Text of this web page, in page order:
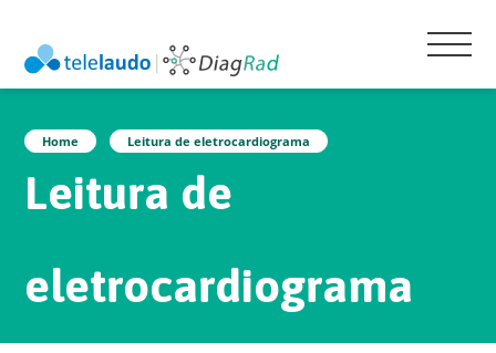
Home leitura de eletrocardiograma
leitura de
eletrocardiograma